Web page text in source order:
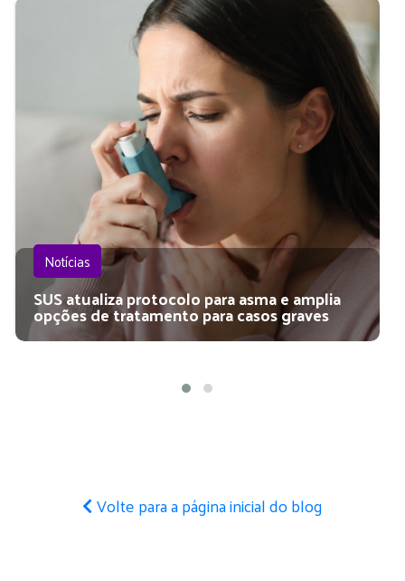
Notícias
SUS atualiza protocolo para asma e amplia
opções de tratamento para casos graves
Volte para a página inicial do blog